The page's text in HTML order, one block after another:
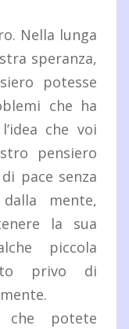
Nella lunga
speranza,
potesse
che ha
che voi
pensiero
pace senza
mente,
la sua
piccola
privo di
potete